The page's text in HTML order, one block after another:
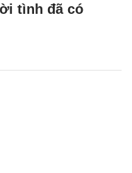
tình đã có